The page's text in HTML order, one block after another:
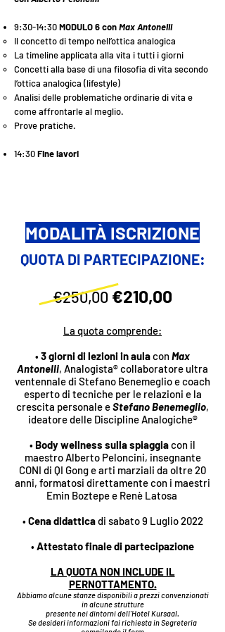
9:30-14:30MODULO 6 conMax Antonelli
​Il concetto di tempo nell’ottica analogica
La timeline applicata alla vita i tutti i giorni
Concetti alla base di una filosofia di vita secondo
l’ottica analogica (lifestyle)
Analisi delle problematiche ordinarie di vita e
come affrontarle al meglio.
Prove pratiche.
14:30Fine lavori
MODALITÀ ISCRIZIONE
QUOTA DI PARTECIPAZIONE:
€250,00 €210,00
La quota comprende:
• 3 giorni di lezioni in aulaconMax
Antonelli, Analogista® collaboratore ultra
ventennale di Stefano Benemeglio e coach
esperto di tecniche per le relazioni e la
crescita personale eStefano Benemeglio,
ideatore delle Discipline Analogiche®
• Body wellness sulla spiaggiacon il
maestro Alberto Peloncini, insegnante
CONI di QI Gong e arti marziali da oltre 20
anni, formatosi direttamente con i maestri
Emin Boztepe e Renè Latosa
• Cena didatticadi sabato 9 Luglio 2022
• Attestato finale di partecipazione
LA QUOTA NON INCLUDE IL
PERNOTTAMENTO.
Abbiamo alcune stanze disponibili a prezzi convenzionati
in alcune strutture
presente nei dintorni dell'Hotel Kursaal.
Se desideri informazioni fai richiesta in Segreteria